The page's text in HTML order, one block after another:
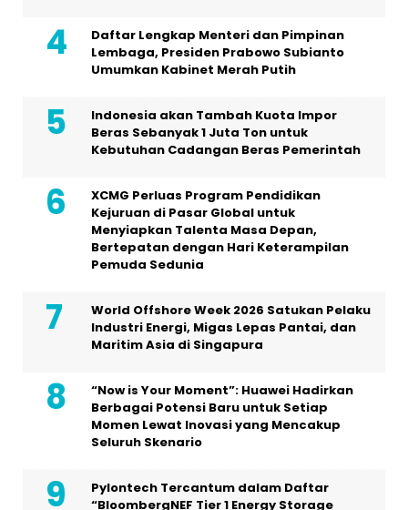
Daftar Lengkap Menteri dan Pimpinan
Lembaga, Presiden Prabowo Subianto
Umumkan Kabinet Merah Putih
Indonesia akan Tambah Kuota Impor
Beras Sebanyak 1 Juta Ton untuk
Kebutuhan Cadangan Beras Pemerintah
XCMG Perluas Program Pendidikan
Kejuruan di Pasar Global untuk
Menyiapkan Talenta Masa Depan,
Bertepatan dengan Hari Keterampilan
Pemuda Sedunia
World Offshore Week 2026 Satukan Pelaku
Industri Energi, Migas Lepas Pantai, dan
Maritim Asia di Singapura
“Now is Your Moment”: Huawei Hadirkan
Berbagai Potensi Baru untuk Setiap
Momen Lewat Inovasi yang Mencakup
Seluruh Skenario
Pylontech Tercantum dalam Daftar
“BloombergNEF Tier 1 Energy Storage